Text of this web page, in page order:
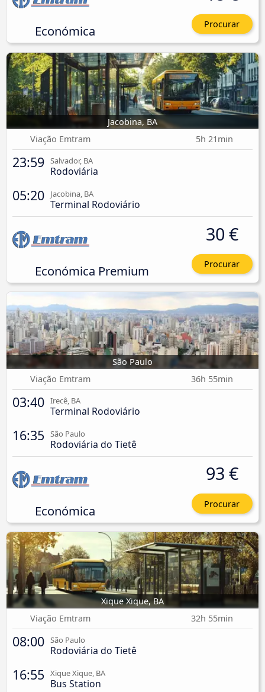
Económica Procurar
Jacobina, BA
Viação Emtram
5h 21min
23:59 Salvador, BA
Rodoviária
05:20 Jacobina, BA
Terminal Rodoviário
Económica Premium
30 €
Procurar
São Paulo
Viação Emtram
36h 55min
03:40 Irecê, BA
Terminal Rodoviário
16:35 São Paulo
Rodoviária do Tietê
Económica
93 €
Procurar
Xique Xique, BA
Viação Emtram
32h 55min
08:00 São Paulo
Rodoviária do Tietê
16:55 Xique Xique, BA
Bus Station